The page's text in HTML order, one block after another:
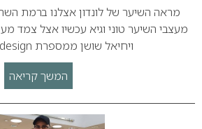
מראה השיער של לונדון אצלנו ברמת
מעצבי השיער טוני וגיא עכשיו אצל צמד
ויחיאל שושן ממספרת A-Y-hair design
המשך קריאה